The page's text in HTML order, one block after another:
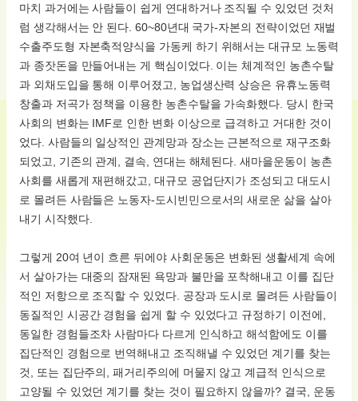
마치 과거에는 사람들이 쉽게 연대하거나 조직될 수 있었던 것처
럼 생각해서는 안 된다. 60~80년대 국가-자본의 전략이었던 재벌
수출주도형 자본축적양식을 가동케 하기 위해서는 대규모 노동력
과 종잣돈을 만들어내는 게 핵심이었다. 이는 체계적인 농촌수탈
과 외채도입을 통해 이루어졌고, 농업생산력 상승은 유휴노동력
창출과 저곡가 정책을 이용한 농촌수탈을 가속화했다. 당시 한국
사회의 변화는 IMF로 인한 변화 이상으로 급격하고 거대한 것이
었다. 사람들의 일상적인 관계망과 장소는 근본적으로 재구조화
되었고, 기존의 관계, 결속, 연대는 해체된다. 새마을운동이 농촌
사회를 새롭게 재편해갔고, 대규모 공업단지가 조성되고 대도시
로 몰려든 사람들은 노동자-도시빈민으로서의 새로운 삶을 살아
내기 시작했다.
그렇게 20여 년이 흐른 뒤에야 사회운동은 변화된 생활세계 속에
서 살아가는 대중의 잠재된 욕망과 불만을 포착해내고 이를 집단
적인 저항으로 조직할 수 있었다. 공장과 도시로 몰려든 사람들이
동질적인 시공간 경험을 쉽게 할 수 있었다고 규정하기 이전에,
동일한 경험들조차 사람마다 다르게 인식하고 해석함에도 이를
집단적인 경험으로 번역해내고 조직해낼 수 있었던 계기를 찾는
것, 또는 집단주의, 패거리주의에 머물지 않고 계급적 인식으로
고양될 수 있었던 계기를 찾는 것이 필요하지 않을까? 결국, 운동